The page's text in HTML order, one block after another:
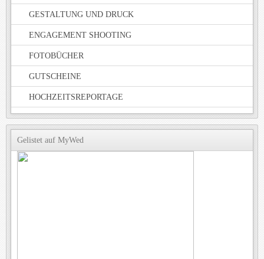
GESTALTUNG UND DRUCK
ENGAGEMENT SHOOTING
FOTOBÜCHER
GUTSCHEINE
HOCHZEITSREPORTAGE
Gelistet auf MyWed